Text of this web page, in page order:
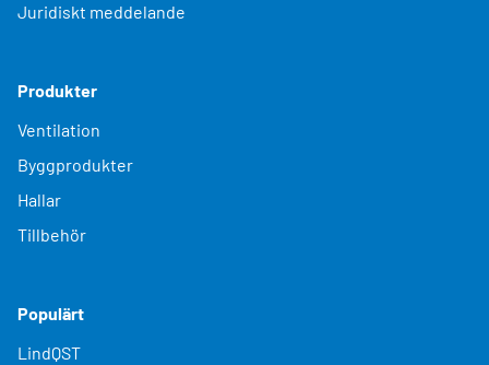
Juridiskt meddelande
Produkter
Ventilation
Byggprodukter
Hallar
Tillbehör
Populärt
LindQST